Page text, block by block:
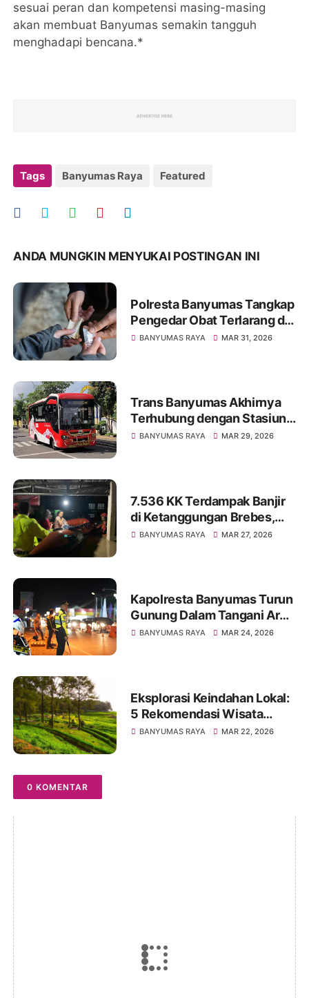
sesuai peran dan kompetensi masing-masing
akan membuat Banyumas semakin tangguh
menghadapi bencana.*
Tags Banyumas Raya Featured
ANDA MUNGKIN MENYUKAI POSTINGAN INI
Polresta Banyumas Tangkap
Pengedar Obat Terlarang di
Wangon, 1.055 Butir
BANYUMAS RAYA MAR 31, 2026
Trans Banyumas Akhirnya
Terhubung dengan Stasiun
Purwokerto, Kini Semakin
BANYUMAS RAYA MAR 29, 2026
7.536 KK Terdampak Banjir
di Ketanggungan Brebes,
Akibat Luapan Sungai
BANYUMAS RAYA MAR 27, 2026
Kapolresta Banyumas Turun
Gunung Dalam Tangani Arus
Balik Lebaran 2026
BANYUMAS RAYA MAR 24, 2026
Eksplorasi Keindahan Lokal:
5 Rekomendasi Wisata
Banyumas untuk Libur
BANYUMAS RAYA MAR 22, 2026
0 KOMENTAR